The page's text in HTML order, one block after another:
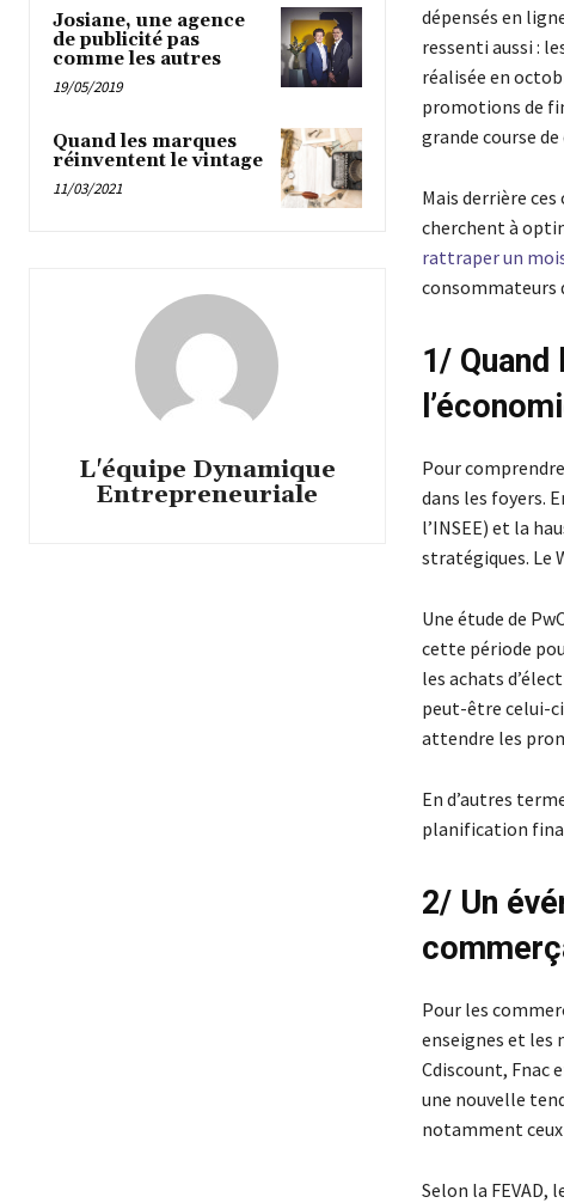
Josiane, une agence
de publicité pas
comme les autres
19/05/2019
Quand les marques
réinventent le vintage
11/03/2021
L'équipe Dynamique
Entrepreneuriale
dépensés en
ressenti aussi :
réalisée en
promotions de
grande course
Mais derrière
cherchent à
rattraper un
consommateurs
1/
Pour
dans les foyers.
l’INSEE) et la
stratégiques. Le
Une étude de
cette période
les achats
peut-être celui-
attendre les
En d’autres
planification
2/ Un
Pour les
enseignes et
Cdiscount, Fnac
une nouvelle
notamment
Selon la